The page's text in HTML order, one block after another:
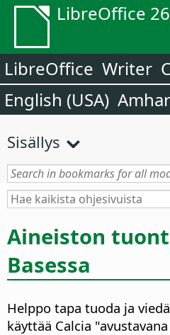
LibreOffice
LibreOffice Writer
English (USA)
Sisällys
Aineiston
Basessa
Helppo tapa tuoda ja
käyttää Calcia